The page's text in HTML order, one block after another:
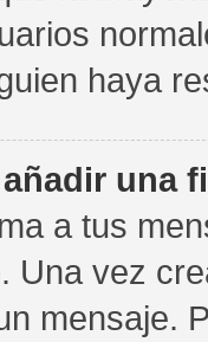
haya
una
a tus
Una vez
mensaje.